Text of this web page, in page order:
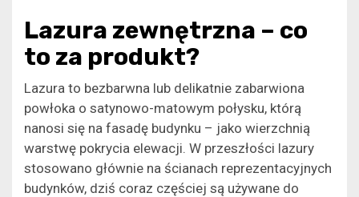
Lazura zewnętrzna – co
to za produkt?
Lazura to bezbarwna lub delikatnie zabarwiona
powłoka o satynowo-matowym połysku, którą
nanosi się na fasadę budynku – jako wierzchnią
warstwę pokrycia elewacji. W przeszłości lazury
stosowano głównie na ścianach reprezentacyjnych
budynków, dziś coraz częściej są używane do